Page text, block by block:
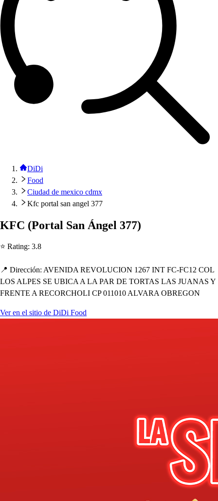
DiDi
Food
Ciudad de mexico cdmx
Kfc portal san angel 377
KFC (Portal San Ángel 377)
⭐ Rating: 3.8
📍 Dirección: AVENIDA REVOLUCION 1267 INT FC-FC12 COL
LOS ALPES SE UBICA A LA PAR DE TORTAS LAS JUANAS Y
FRENTE A RECORCHOLI CP 011010 ALVARA OBREGON
Ver en el sitio de DiDi Food